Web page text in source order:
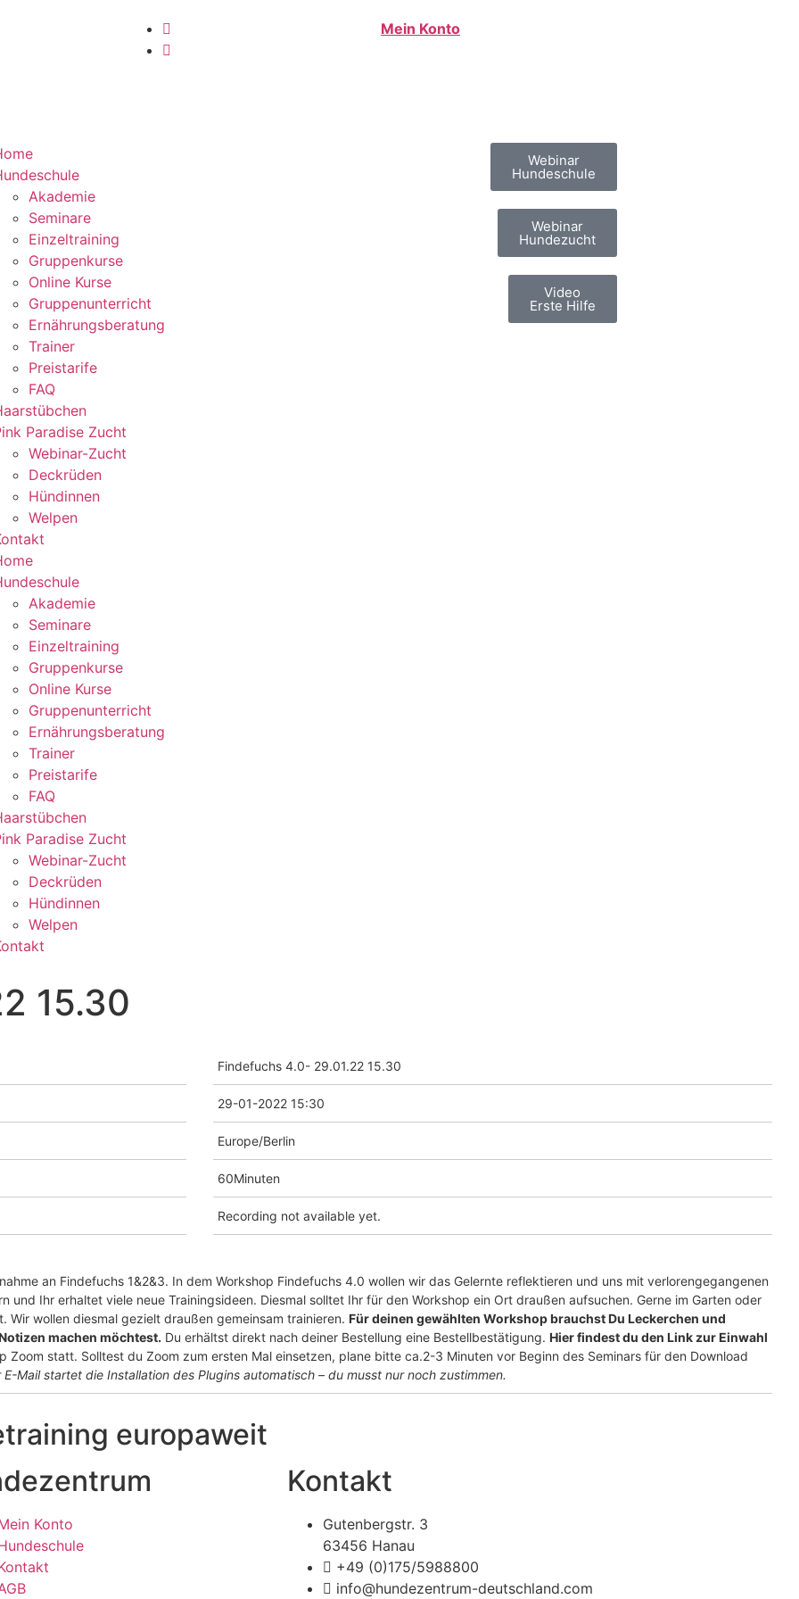
Mein Konto
Akademie
Seminare
Einzeltraining
Gruppenkurse
Online Kurse
Gruppenunterricht
Ernährungsberatung
Trainer
Preistarife
FAQ
Paradise Zucht
Webinar-Zucht
Deckrüden
Hündinnen
Welpen
Akademie
Seminare
Einzeltraining
Gruppenkurse
Online Kurse
Gruppenunterricht
Ernährungsberatung
Trainer
Preistarife
FAQ
Paradise Zucht
Webinar-Zucht
Deckrüden
Hündinnen
Welpen
Webinar
Hundeschule
Webinar
Hundezucht
Video
Erste Hilfe
15.30
Findefuchs 4.0- 29.01.22 15.30
29-01-2022 15:30
Europe/Berlin
60Minuten
Recording not available yet.
an Findefuchs 1&2&3. In dem Workshop Findefuchs 4.0 wollen wir das Gelernte reflektieren und uns mit verlorengegangenen
Ihr erhaltet viele neue Trainingsideen. Diesmal solltet Ihr für den Workshop ein Ort draußen aufsuchen. Gerne im Garten oder
wollen diesmal gezielt draußen gemeinsam trainieren. Für deinen gewählten Workshop brauchst Du Leckerchen und
machen möchtest. Du erhältst direkt nach deiner Bestellung eine Bestellbestätigung. Hier findest du den Link zur Einwahl
Zoom statt. Solltest du Zoom zum ersten Mal einsetzen, plane bitte ca.2-3 Minuten vor Beginn des Seminars für den Download
Mail startet die Installation des Plugins automatisch – du musst nur noch zustimmen.
europaweit
Konto
Kontakt
Gutenbergstr. 3
63456 Hanau
+49 (0)175/5988800
info@hundezentrum-deutschland.com